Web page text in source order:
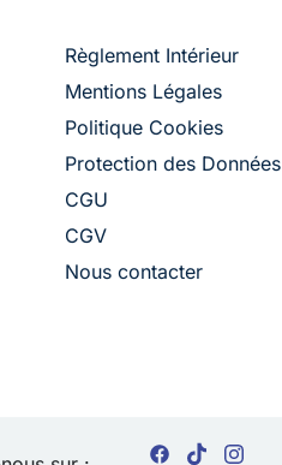
Règlement Intérieur
Mentions Légales
Politique Cookies
Protection des Données
CGU
CGV
Nous contacter